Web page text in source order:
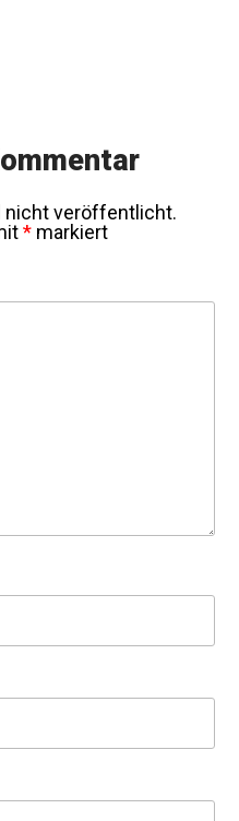
nicht veröffentlicht.
* markiert